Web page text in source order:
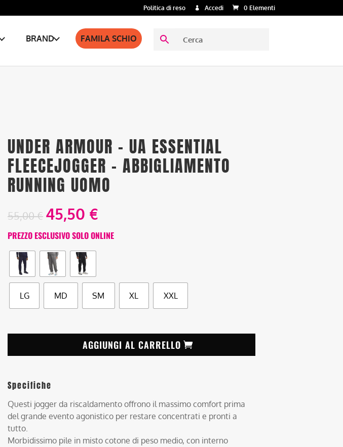
Politica di reso Accedi 0 Elementi
BRAND FAMILA SCHIO
UNDER ARMOUR – UA ESSENTIAL
FLEECEJOGGER – ABBIGLIAMENTO
RUNNING UOMO
55,00€ 45,50 €
PREZZO ESCLUSIVO SOLO ONLINE
LG MD SM XL XXL
AGGIUNGI AL CARRELLO
Specifiche
Questi jogger da riscaldamento offrono il massimo comfort prima
del grande evento agonistico per restare concentrati e pronti a
tutto.
Morbidissimo pile in misto cotone di peso medio, con interno